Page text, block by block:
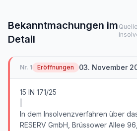
Bekanntmachungen im
Detail
Nr. 1 Eröffnungen 03. November
15 IN 171/25
In dem Insolvenzverfahren über
RESERV GmbH, Brüssower Allee